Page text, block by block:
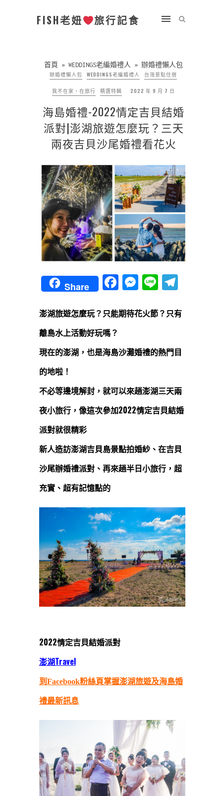
FISH老妞 旅行記食
首頁 » WEDDINGS老編婚禮人 » 辦婚禮懶人包
辦婚禮懶人包
WEDDINGS老編婚禮人 台灣景點住宿
我不在家，在旅行 精選特輯 2022 年 9 月 7 日
海島婚禮-2022情定吉貝結婚
派對|澎湖旅遊怎麼玩？三天
兩夜吉貝沙尾婚禮看花火
Share Facebook
Messenger
Line
澎湖旅遊怎麼玩？只能期待花火節？只有
離島水上活動好玩嗎？
現在的澎湖，也是海島沙灘婚禮的熱門目
的地啦！
不必等邊境解封，就可以來趟澎湖三天兩
夜小旅行，像這次參加2022情定吉貝結婚
派對就很精彩
新人造訪澎湖吉貝島景點拍婚紗、在吉貝
沙尾辦婚禮派對、再來趟半日小旅行，超
充實、超有記憶點的
2022情定吉貝結婚派對
澎湖Travel
到Facebook粉絲頁掌握澎湖旅遊及海島婚
禮最新訊息